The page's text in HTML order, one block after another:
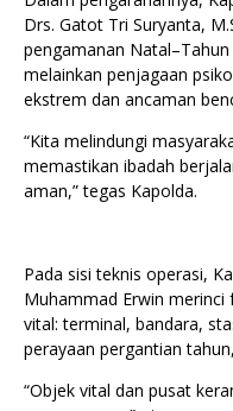
Drs. Gatot Tri Suryanta,
pengamanan
melainkan penjagaan
ekstrem dan ancaman
“Kita melindungi
memastikan ibadah
aman,” tegas Kapolda.
Pada sisi teknis operasi,
Muhammad Erwin
vital: terminal, bandara,
perayaan pergantian
“Objek vital dan pusat